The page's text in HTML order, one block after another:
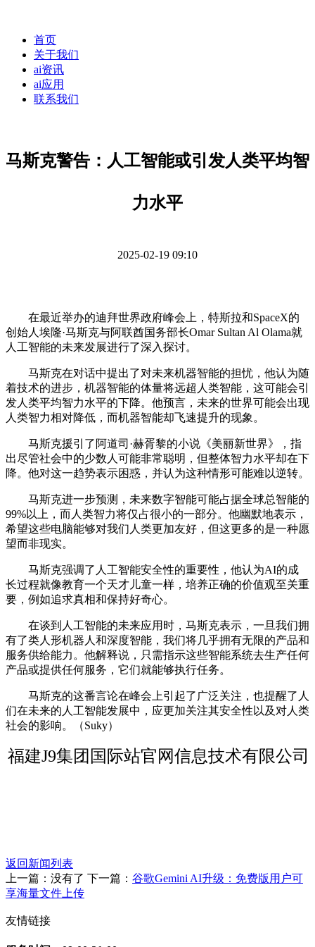
首页
关于我们
ai资讯
ai应用
联系我们
马斯克警告：人工智能或引发人类平均智
力水平
2025-02-19 09:10
在最近举办的迪拜世界政府峰会上，特斯拉和SpaceX的
创始人埃隆·马斯克与阿联酋国务部长Omar Sultan Al Olama就
人工智能的未来发展进行了深入探讨。
马斯克在对话中提出了对未来机器智能的担忧，他认为随
着技术的进步，机器智能的体量将远超人类智能，这可能会引
发人类平均智力水平的下降。他预言，未来的世界可能会出现
人类智力相对降低，而机器智能却飞速提升的现象。
马斯克援引了阿道司·赫胥黎的小说《美丽新世界》，指
出尽管社会中的少数人可能非常聪明，但整体智力水平却在下
降。他对这一趋势表示困惑，并认为这种情形可能难以逆转。
马斯克进一步预测，未来数字智能可能占据全球总智能的
99%以上，而人类智力将仅占很小的一部分。他幽默地表示，
希望这些电脑能够对我们人类更加友好，但这更多的是一种愿
望而非现实。
马斯克强调了人工智能安全性的重要性，他认为AI的成
长过程就像教育一个天才儿童一样，培养正确的价值观至关重
要，例如追求真相和保持好奇心。
在谈到人工智能的未来应用时，马斯克表示，一旦我们拥
有了类人形机器人和深度智能，我们将几乎拥有无限的产品和
服务供给能力。他解释说，只需指示这些智能系统去生产任何
产品或提供任何服务，它们就能够执行任务。
马斯克的这番言论在峰会上引起了广泛关注，也提醒了人
们在未来的人工智能发展中，应更加关注其安全性以及对人类
社会的影响。（Suky）
福建J9集团国际站官网信息技术有限公司
返回新闻列表
上一篇：没有了 下一篇： 谷歌Gemini AI升级：免费版用户可
享海量文件上传
友情链接